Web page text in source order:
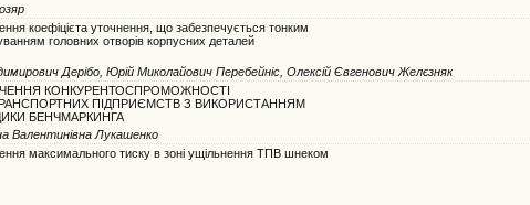
коефіцієта уточнення, що забезпечується тонким
головних отворів корпусних деталей
Дерібо, Юрій Миколайович Перебейніс, Олексій Євгенович Желєзняк
КОНКУРЕНТОСПРОМОЖНОСТІ
ПІДПРИЄМСТВ З ВИКОРИСТАННЯМ
БЕНЧМАРКИНГА
Валентинівна Лукашенко
максимального тиску в зоні ущільнення ТПВ шнеком